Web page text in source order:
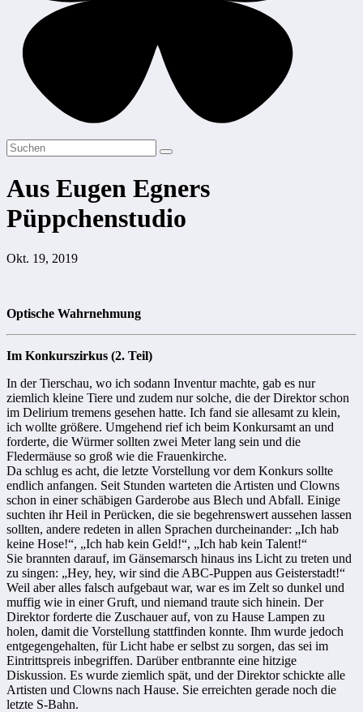
Aus Eugen Egners
Püppchenstudio
Okt. 19, 2019
Optische Wahrnehmung
Im Konkurszirkus (2. Teil)
In der Tierschau, wo ich sodann Inventur machte, gab es nur
ziemlich kleine Tiere und zudem nur solche, die der Direktor schon
im Delirium tremens gesehen hatte. Ich fand sie allesamt zu klein,
ich wollte größere. Umgehend rief ich beim Konkursamt an und
forderte, die Würmer sollten zwei Meter lang sein und die
Fledermäuse so groß wie die Frauenkirche.
Da schlug es acht, die letzte Vorstellung vor dem Konkurs sollte
endlich anfangen. Seit Stunden warteten die Artisten und Clowns
schon in einer schäbigen Garderobe aus Blech und Abfall. Einige
suchten ihr Heil in Perücken, die sie begehrenswert aussehen lassen
sollten, andere redeten in allen Sprachen durcheinander: „Ich hab
keine Hose!“, „Ich hab kein Geld!“, „Ich hab kein Talent!“
Sie brannten darauf, im Gänsemarsch hinaus ins Licht zu treten und
zu singen: „Hey, hey, wir sind die ABC-Puppen aus Geisterstadt!“
Weil aber alles falsch aufgebaut war, war es im Zelt so dunkel und
muffig wie in einer Gruft, und niemand traute sich hinein. Der
Direktor forderte die Zuschauer auf, von zu Hause Lampen zu
holen, damit die Vorstellung stattfinden konnte. Ihm wurde jedoch
entgegengehalten, für Licht habe er selbst zu sorgen, das sei im
Eintrittspreis inbegriffen. Darüber entbrannte eine hitzige
Diskussion. Es wurde ziemlich spät, und der Direktor schickte alle
Artisten und Clowns nach Hause. Sie erreichten gerade noch die
letzte S-Bahn.